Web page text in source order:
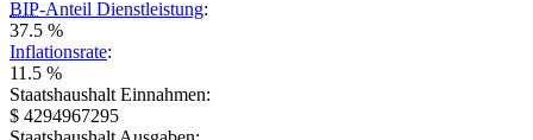
BIP-Anteil Dienstleistung:
37.5 %
Inflationsrate:
11.5 %
Staatshaushalt Einnahmen:
$ 4294967295